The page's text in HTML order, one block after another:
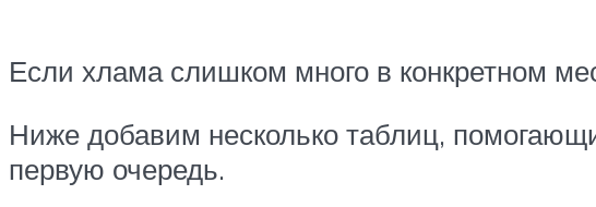
Если хлама слишком много в конкретном
Ниже добавим несколько таблиц,
первую очередь.